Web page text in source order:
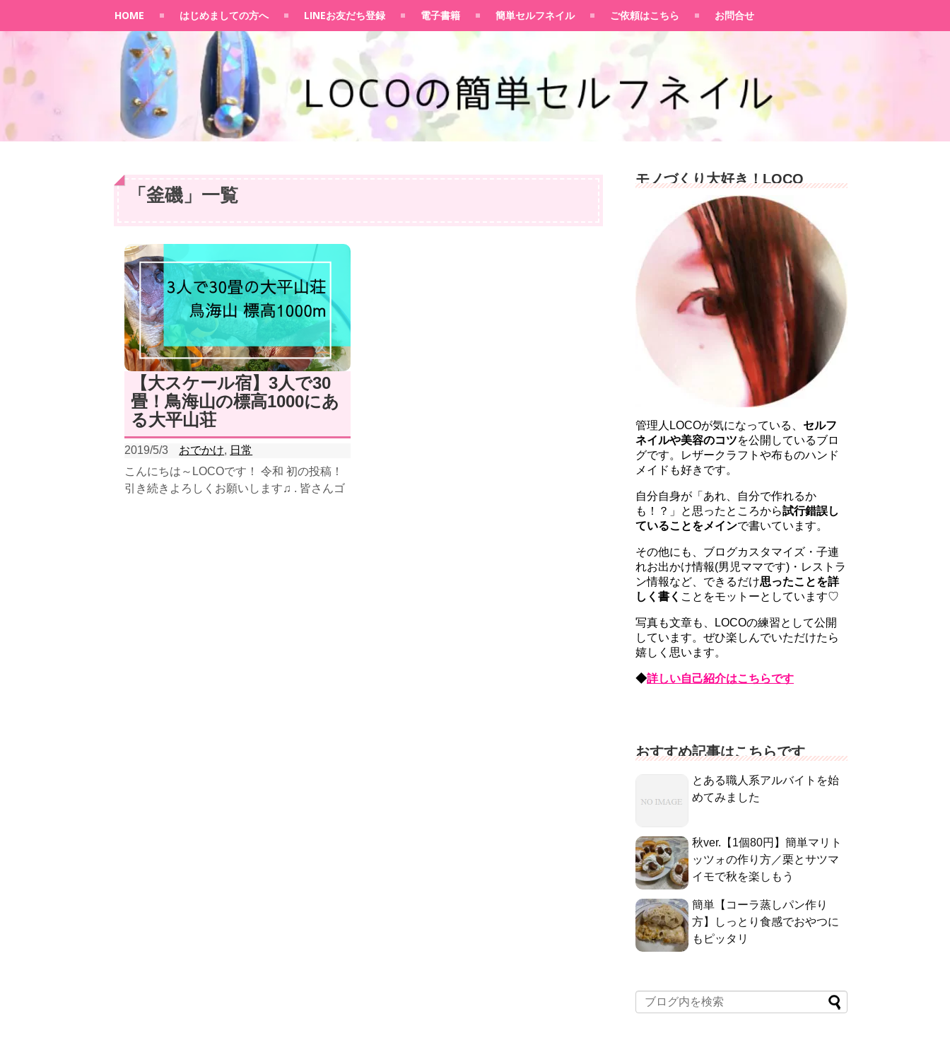
HOME はじめましての方へ LINEお友だち登録 電子書籍 簡単セルフネイル ご依頼はこちら お問合せ
「 釜磯 」 一覧
【大スケール宿】3人で30
畳！鳥海山の標高1000にあ
る大平山荘
2019/5/3 おでかけ, 日常
こんにちは～LOCOです！ 令和 初の投稿！
引き続きよろしくお願いします♫ . 皆さんゴ
モノづくり大好き！LOCO
管理人LOCOが気になっている、 セルフ
ネイルや美容のコツを公開しているブロ
グです。レザークラフトや布ものハンド
メイドも好きです。
自分自身が「あれ、自分で作れるか
も！？」と思ったところから試行錯誤し
ていることをメインで書いています。
その他にも、ブログカスタマイズ・子連
れお出かけ情報(男児ママです)・レストラ
ン情報など、できるだけ思ったことを詳
しく書く ことをモットーとしています♡
写真も文章も、LOCOの練習として公開
しています。ぜひ楽しんでいただけたら
嬉しく思います。
◆詳しい自己紹介はこちらです
おすすめ記事はこちらです
とある職人系アルバイトを始
めてみました
秋ver.【1個80円】簡単マリト
ッツォの作り方／栗とサツマ
イモで秋を楽しもう
簡単【コーラ蒸しパン作り
方】しっとり食感でおやつに
もピッタリ